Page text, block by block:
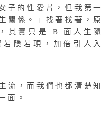
子的性愛片，但我第一
關係。」找著找著，原
其實只是 B 面人生隨
隱若現，加倍引人入
流，而我們也都清楚知
面。